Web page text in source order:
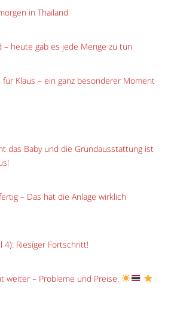
in Thailand
– heute gab es jede Menge zu tun
Klaus – ein ganz besonderer Moment
das Baby und die Grundausstattung ist
– Das hat die Anlage wirklich
4): Riesiger Fortschritt!
weiter – Probleme und Preise.